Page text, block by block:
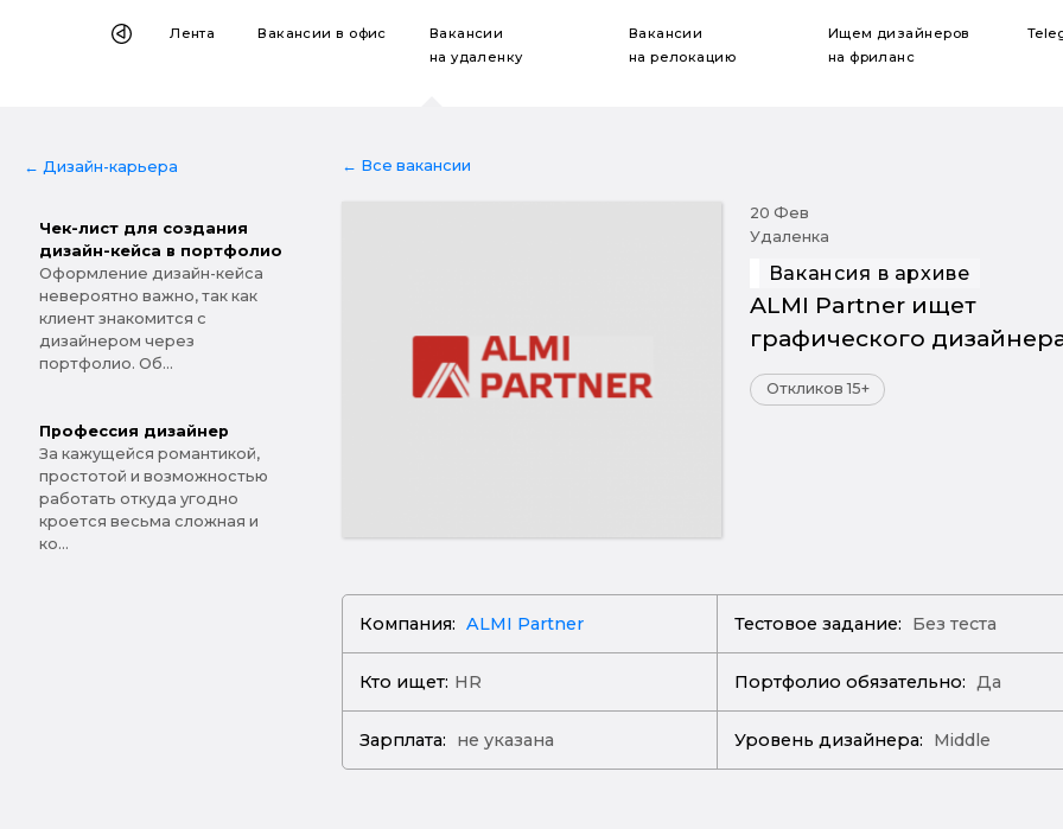
Лента Вакансиив офис
Вакансии
на удаленку
Вакансии
на релокацию
Ищем дизайнеров
на фриланс
← Дизайн-карьера
Чек-лист для создания
дизайн-кейса в портфолио
Оформление дизайн-кейса
невероятно важно, так как
клиент знакомится с
дизайнером через
портфолио. Об...
Профессия дизайнер
За кажущейся романтикой,
простотой и возможностью
работать откуда угодно
кроется весьма сложная и
ко...
← Все вакансии
20 Фев
Удаленка
Вакансия в архиве
ALMI Partner ищет
графического
Откликов 15+
Компания: ALMI Partner Тестовое задание: Без теста
Кто ищет: HR Портфолио обязательно: Да
Зарплата: не указана Уровень дизайнера: Middle